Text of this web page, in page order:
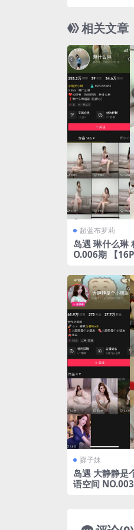
相关文章
超蓝布罗莉
岛遇 琳什么琳
O.006期 【
孬子妹
岛遇 大静静是
语空间